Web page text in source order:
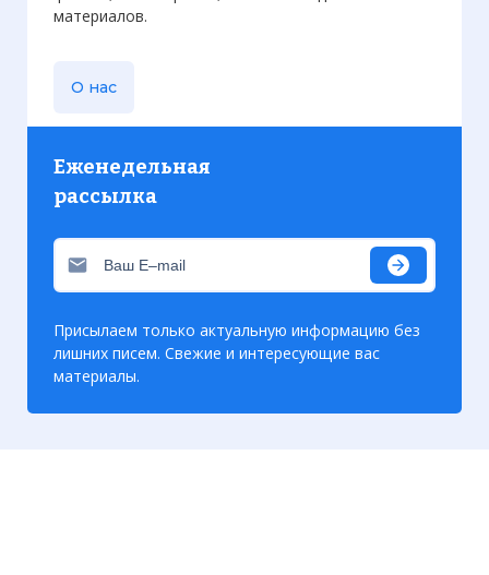
материалов.
О нас
Еженедельная
рассылка
Присылаем только актуальную информацию без
лишних писем. Свежие и интересующие вас
материалы.